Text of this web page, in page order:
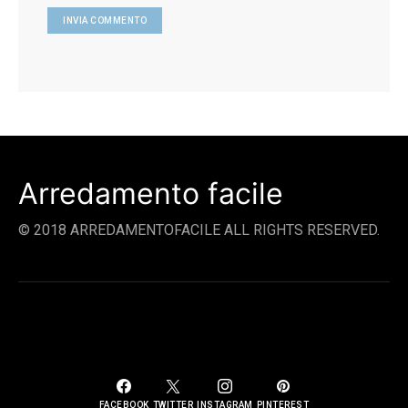
Arredamento facile
© 2018 ARREDAMENTOFACILE ALL RIGHTS RESERVED.
FACEBOOK TWITTER INSTAGRAM PINTEREST